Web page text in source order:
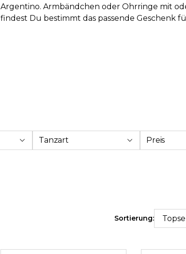
Argentino. Armbändchen oder Ohrringe mit
findest Du bestimmt das passende Geschenk
Tanzart Preis
Sortierung: